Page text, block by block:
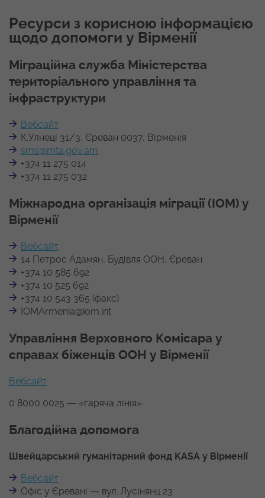
Ресурси з корисною інформацією
щодо допомоги у Вірменії
Міграційна служба Міністерства
територіального управління та
інфраструктури
Вебсайт
К.Улнеці 31/3, Єреван 0037, Вірменія
sms@mta.gov.am
+374 11 275 014
+374 11 275 032
Міжнародна організація міграції (IOM) у
Вірменії
Вебсайт
14 Петрос Адамян, Будівля ООН, Єреван
+374 10 585 692
+374 10 525 692
+374 10 543 365 (факс)
IOMArmenia@iom.int
Управління Верховного Комісара у
справах біженців ООН у Вірменії
Вебсайт
0 8000 0025 ― «гаряча лінія»
Благодійна допомога
Швейцарський гуманітарний фонд KASA у Вірменії
Вебсайт
Офіс у Єревані ― вул. Лусінянц 23